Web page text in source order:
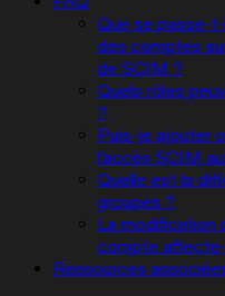
Que se passe-
des comptes
de SCIM ?
Quels rôles
?
Puis-je ajouter
l’accès SCIM
Quelle est la
groupes ?
La modification
compte
Ressources